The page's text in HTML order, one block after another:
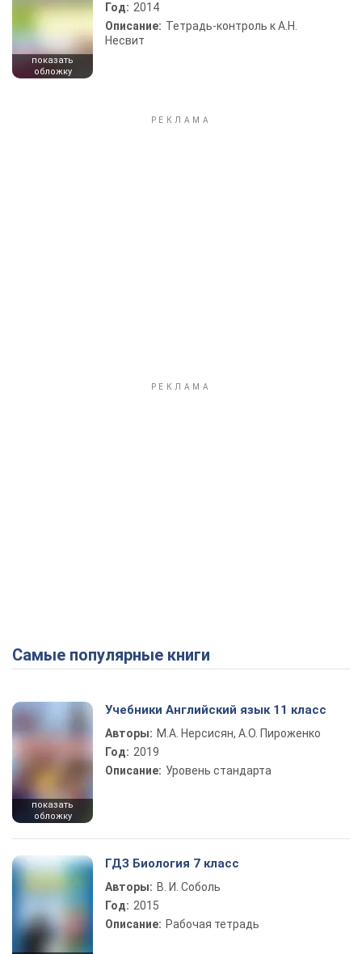
показать
обложку
Год: 2014
Описание: Тетрадь-контроль к А.Н.
Несвит
Самые популярные книги
показать
обложку
Учебники Английский язык 11 класс
Авторы: М.А. Нерсисян, А.О. Пироженко
Год: 2019
Описание: Уровень стандарта
ГДЗ Биология 7 класс
Авторы: В. И. Соболь
Год: 2015
Описание: Рабочая тетрадь